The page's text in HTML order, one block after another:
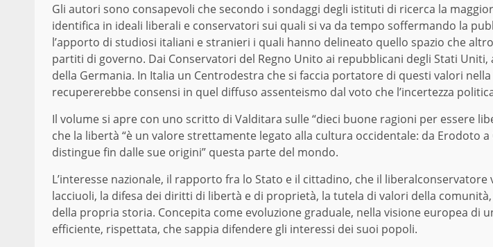
Gli autori sono consapevoli che secondo i sondaggi degli istituti di ricerca la
identifica in ideali liberali e conservatori sui quali si va da tempo soffermando la
l’apporto di studiosi italiani e stranieri i quali hanno delineato quello spazio che
partiti di governo. Dai Conservatori del Regno Unito ai repubblicani degli Stati
della Germania. In Italia un Centrodestra che si faccia portatore di questi valori
recupererebbe consensi in quel diffuso assenteismo dal voto che l’incertezza
Il volume si apre con uno scritto di Valditara sulle “dieci buone ragioni per essere
che la libertà “è un valore strettamente legato alla cultura occidentale: da Erodoto
distingue fin dalle sue origini” questa parte del mondo.
L’interesse nazionale, il rapporto fra lo Stato e il cittadino, che il liberalconservatore
lacciuoli, la difesa dei diritti di libertà e di proprietà, la tutela di valori della
della propria storia. Concepita come evoluzione graduale, nella visione europea di
efficiente, rispettata, che sappia difendere gli interessi dei suoi popoli.